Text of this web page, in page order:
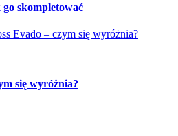
skompletować
Evado – czym się wyróżnia?
się wyróżnia?